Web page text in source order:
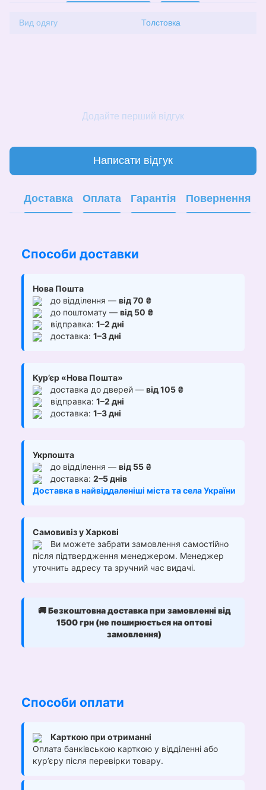
Вид одягу Толстовка
Додайте перший відгук
Написати відгук
Доставка Оплата Гарантія Повернення
Способи доставки
Нова Пошта
до відділення — від 70 ₴
до поштомату — від 50 ₴
відправка: 1–2 дні
доставка: 1–3 дні
Кур’єр «Нова Пошта»
доставка до дверей — від 105 ₴
відправка: 1–2 дні
доставка: 1–3 дні
Укрпошта
до відділення — від 55 ₴
доставка: 2–5 днів
Доставка в найвіддаленіші міста та села України
Самовивіз у Харкові
Ви можете забрати замовлення самостійно
після підтвердження менеджером. Менеджер
уточнить адресу та зручний час видачі.
🚚Безкоштовна доставка при замовленні від
1500 грн (не поширюється на оптові
замовлення)
Способи оплати
Карткою при отриманні
Оплата банківською карткою у відділенні або
кур’єру після перевірки товару.